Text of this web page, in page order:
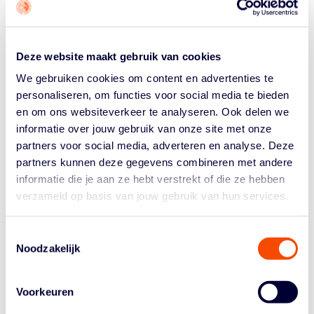
Deze website maakt gebruik van cookies
We gebruiken cookies om content en advertenties te
personaliseren, om functies voor social media te bieden
en om ons websiteverkeer te analyseren. Ook delen we
informatie over jouw gebruik van onze site met onze
partners voor social media, adverteren en analyse. Deze
partners kunnen deze gegevens combineren met andere
informatie die je aan ze hebt verstrekt of die ze hebben
verzameld op basis van jouw gebruik van hun services.
Noodzakelijk
Voorkeuren
waarschijnlijk voorafgegaan door een periode waarin
een vereniging alleen intern met de eigen teams in de
en/of toernooien kan gebruik worden gemaakt van de
software van Sportlink. Voor het gehele kalenderjaar
2021 stelt Sportlink in deze lastige periode de module
Club.Toernooien gratis beschikbaar. Daar bovenop geeft
Sportlink ter ondersteuning ook nog een aantal
workshops waarin wordt uitgelegd hoe deze module
werkt. Op de website van Sportlink isallesover
Club.Toernooien en deze actie te lezen.
basketballen weer op te starten zodra de sporthallen
COMPETITIE 2021/2022